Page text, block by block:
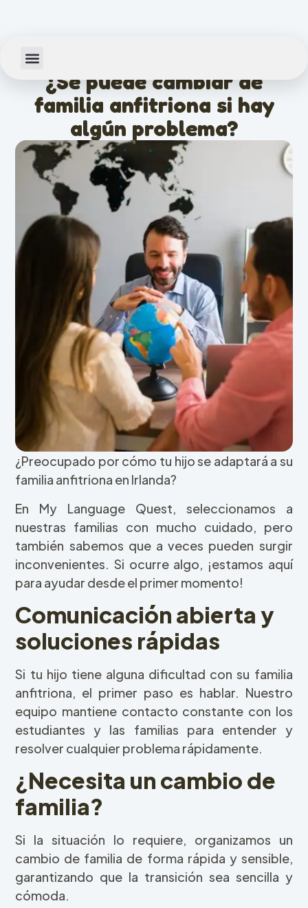
¿Se puede cambiar de
familia anfitriona si hay
algún problema?
¿Preocupado por cómo tu hijo se adaptará a su
familia anfitriona en Irlanda?
En My Language Quest, seleccionamos a
nuestras familias con mucho cuidado, pero
también sabemos que a veces pueden surgir
inconvenientes. Si ocurre algo, ¡estamos aquí
para ayudar desde el primer momento!
Comunicación abierta y
soluciones rápidas
Si tu hijo tiene alguna dificultad con su familia
anfitriona, el primer paso es hablar. Nuestro
equipo mantiene contacto constante con los
estudiantes y las familias para entender y
resolver cualquier problema rápidamente.
¿Necesita un cambio de
familia?
Si la situación lo requiere, organizamos un
cambio de familia de forma rápida y sensible,
garantizando que la transición sea sencilla y
cómoda.